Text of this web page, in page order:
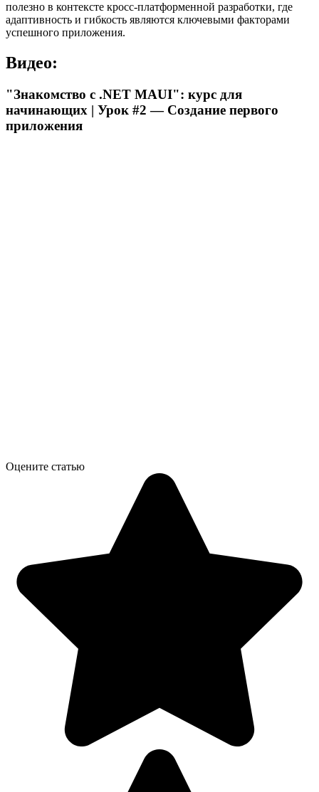
полезно в контексте кросс-платформенной разработки, где
адаптивность и гибкость являются ключевыми факторами
успешного приложения.
Видео:
"Знакомство с .NET MAUI": курс для
начинающих | Урок #2 — Создание первого
приложения
Оцените статью